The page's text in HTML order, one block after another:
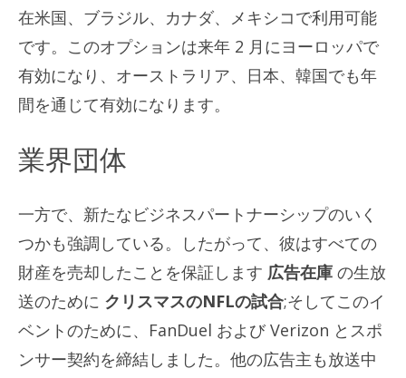
在米国、ブラジル、カナダ、メキシコで利用可能
です。このオプションは来年 2 月にヨーロッパで
有効になり、オーストラリア、日本、韓国でも年
間を通じて有効になります。
業界団体
一方で、新たなビジネスパートナーシップのいく
つかも強調している。したがって、彼はすべての
財産を売却したことを保証します 広告在庫 の生放
送のために クリスマスのNFLの試合;そしてこのイ
ベントのために、FanDuel および Verizon とスポ
ンサー契約を締結しました。他の広告主も放送中